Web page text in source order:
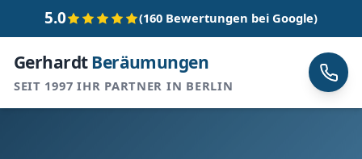
5.0 (160 Bewertungen bei Google)
GerhardtBeräumungen
SEIT 1997 IHR PARTNER IN BERLIN